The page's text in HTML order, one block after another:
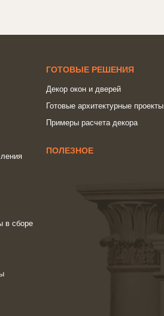
в сборе
ГОТОВЫЕ РЕШЕНИЯ
Декор окон и дверей
Готовые архитектурные проекты
Примеры расчета декора
ПОЛЕЗНОЕ